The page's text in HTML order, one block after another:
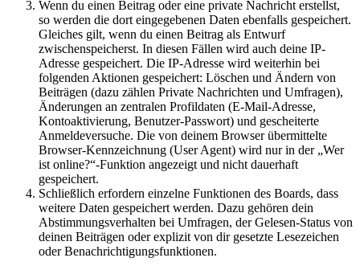
Wenn du einen Beitrag oder eine private Nachricht erstellst,
so werden die dort eingegebenen Daten ebenfalls gespeichert.
Gleiches gilt, wenn du einen Beitrag als Entwurf
zwischenspeicherst. In diesen Fällen wird auch deine IP-
Adresse gespeichert. Die IP-Adresse wird weiterhin bei
folgenden Aktionen gespeichert: Löschen und Ändern von
Beiträgen (dazu zählen Private Nachrichten und Umfragen),
Änderungen an zentralen Profildaten (E-Mail-Adresse,
Kontoaktivierung, Benutzer-Passwort) und gescheiterte
Anmeldeversuche. Die von deinem Browser übermittelte
Browser-Kennzeichnung (User Agent) wird nur in der „Wer
ist online?“-Funktion angezeigt und nicht dauerhaft
gespeichert.
Schließlich erfordern einzelne Funktionen des Boards, dass
weitere Daten gespeichert werden. Dazu gehören dein
Abstimmungsverhalten bei Umfragen, der Gelesen-Status von
deinen Beiträgen oder explizit von dir gesetzte Lesezeichen
oder Benachrichtigungsfunktionen.